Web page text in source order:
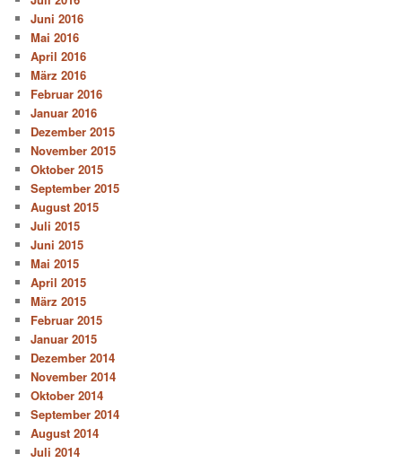
Juni 2016
Mai 2016
April 2016
März 2016
Februar 2016
Januar 2016
Dezember 2015
November 2015
Oktober 2015
September 2015
August 2015
Juli 2015
Juni 2015
Mai 2015
April 2015
März 2015
Februar 2015
Januar 2015
Dezember 2014
November 2014
Oktober 2014
September 2014
August 2014
Juli 2014